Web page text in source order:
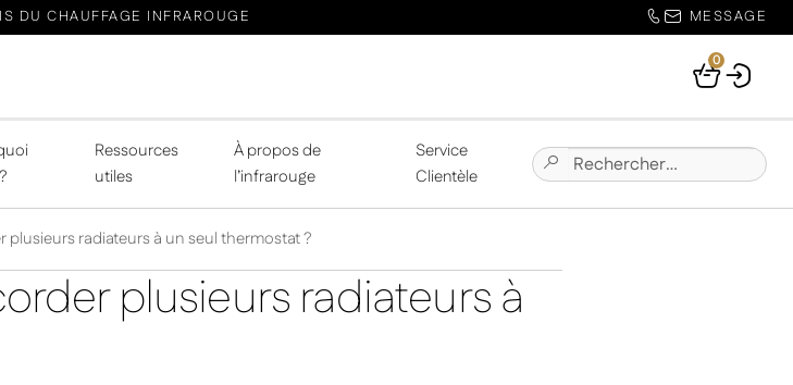
DU CHAUFFAGE INFRAROUGE MESSAGE
Your
0
Ressources
utiles
À propos de
l’infrarouge
Service
Clientèle
Submit
Chercher:
plusieurs radiateurs à un seul thermostat ?
plusieurs radiateurs à